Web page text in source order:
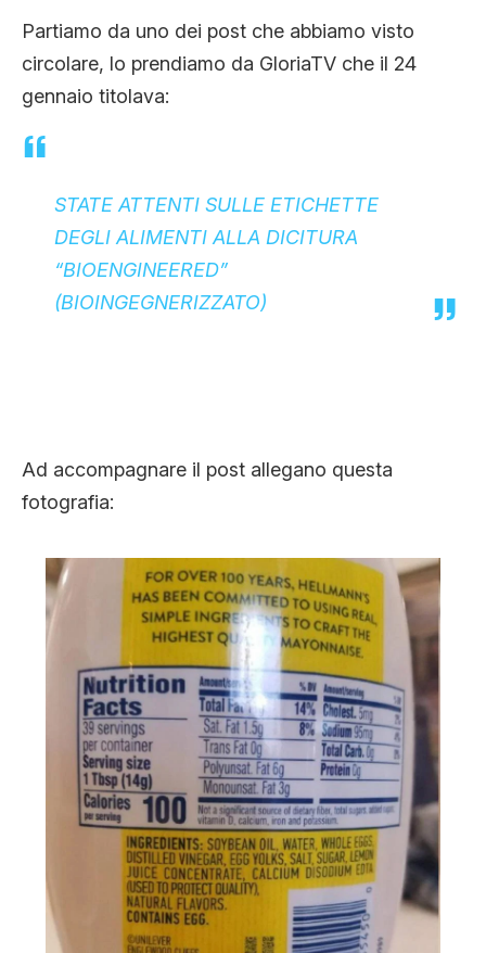
Partiamo da uno dei post che abbiamo visto
circolare, lo prendiamo da GloriaTV che il 24
gennaio titolava:
STATE ATTENTI SULLE ETICHETTE
DEGLI ALIMENTI ALLA DICITURA
“BIOENGINEERED”
(BIOINGEGNERIZZATO)
Ad accompagnare il post allegano questa
fotografia: